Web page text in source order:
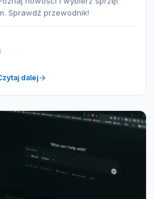
Sprawdź przewodnik!
dalej